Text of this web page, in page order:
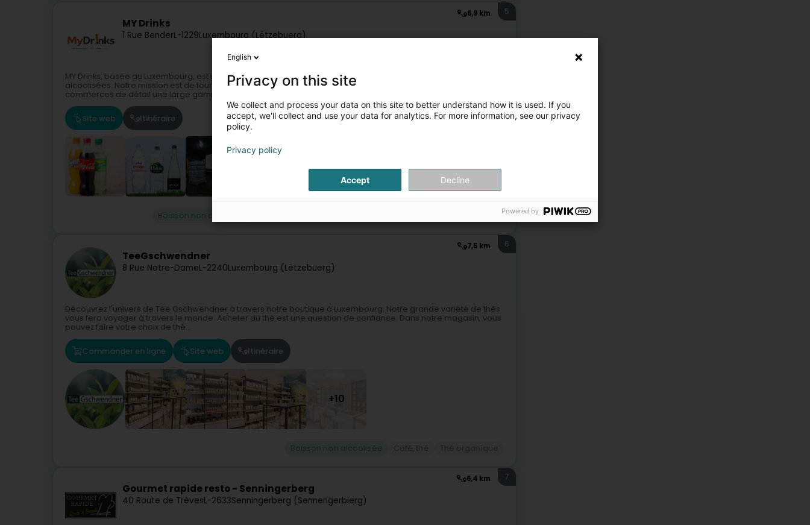
6,9 km
MY Drinks
1 Rue BenderL-1229Luxembourg (Lëtzebuerg)
5
MY Drinks, basée au Luxembourg, est une enseigne spécialisée dans la vente en gros de boissons non
alcoolisées. Notre mission est de fournir aux professionnels du secteur de la restauration, de l’hôtellerie et des
commerces de détail une large gamme...
Site web Itinéraire
7,5 km
TeeGschwendner
8 Rue Notre-DameL-2240Luxembourg (Lëtzebuerg)
6
Découvrez l'univers de Tee Gschwendner à travers notre boutique à Luxembourg. Notre grande variété de thés
vous fera voyager à travers le monde. Acheter du thé est une question de confiance. Dans notre magasin, vous
pouvez faire votre choix de thé...
Commander en ligne Site web Itinéraire
+10
6,4 km
Gourmet rapide resto - Senningerberg
40 Route de TrèvesL-2633Senningerberg (Sennengerbierg)
7
English
Privacy on this site
We collect and process your data on this site to better understand how it is used. If you
accept, we'll collect and use your data for analytics. For more information, see our privacy
policy.
Privacy policy
Accept Decline
Powered by